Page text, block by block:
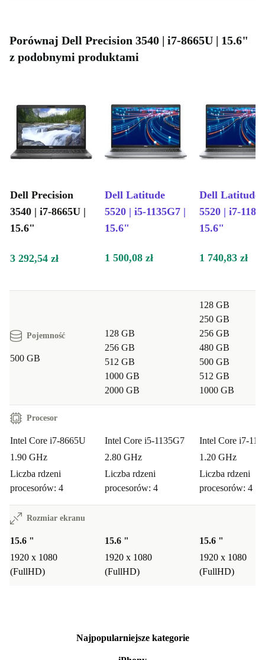
Porównaj Dell Precision 3540 | i7-8665U | 15.6"
z podobnymi produktami
Dell Precision
3540 | i7-8665U |
15.6"
Dell Latitude
5520 | i5-1135G7 |
15.6"
Dell Latitude
5520 | i7-
15.6"
3 292,54 zł 1 500,08 zł 1 740,83 zł
Pojemność
500 GB
128 GB
256 GB
512 GB
1000 GB
2000 GB
128 GB
250 GB
256 GB
480 GB
500 GB
512 GB
1000 GB
Procesor
Intel Core i7-8665U
1.90 GHz
Liczba rdzeni
procesorów: 4
Intel Core i5-1135G7
2.80 GHz
Liczba rdzeni
procesorów: 4
Intel Core i7-
1.20 GHz
Liczba rdzeni
procesorów: 4
Rozmiar ekranu
15.6 "
1920 x 1080
(FullHD)
15.6 "
1920 x 1080
(FullHD)
15.6 "
1920 x 1080
(FullHD)
Najpopularniejsze kategorie